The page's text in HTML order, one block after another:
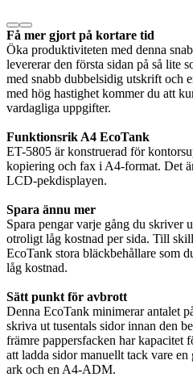
Få mer gjort på kortare tid
Öka produktiviteten med denna
levererar den första sidan på så lite
med snabb dubbelsidig utskrift och
med hög hastighet kommer du att
vardagliga uppgifter.
Funktionsrik A4 EcoTank
ET-5805 är konstruerad för
kopiering och fax i A4-format. Det
LCD-pekdisplayen.
Spara ännu mer
Spara pengar varje gång du skriver
otroligt låg kostnad per sida. Till
EcoTank stora bläckbehållare som
låg kostnad.
Sätt punkt för avbrott
Denna EcoTank minimerar antalet
skriva ut tusentals sidor innan den
främre pappersfacken har kapacitet
att ladda sidor manuellt tack vare
ark och en A4-ADM.